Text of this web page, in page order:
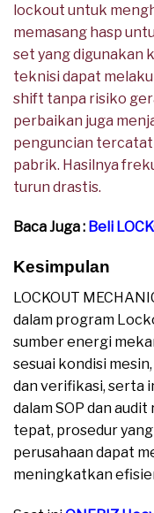
lockout untuk
memasang hasp
set yang digunakan
teknisi dapat
shift tanpa risiko
perbaikan juga
penguncian tercatat
pabrik. Hasilnya
turun drastis.
Baca Juga : Beli
Kesimpulan
LOCKOUT
dalam program
sumber energi
sesuai kondisi
dan verifikasi, serta
dalam SOP dan
tepat, prosedur
perusahaan dapat
meningkatkan